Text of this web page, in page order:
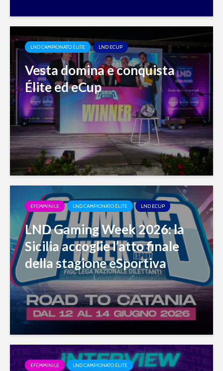
LND CAMPIONATO ÉLITE LND ECUP
Vesta domina e conquista
Élite ed eCup
EFEMMINILE LND CAMPIONATO ÉLITE LND ECUP
LND Gaming Week 2026: la
Sicilia accoglie l’atto finale
della stagione eSportiva
EFEMMINILE LND CAMPIONATO ÉLITE